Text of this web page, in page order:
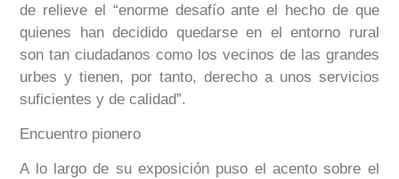
de relieve el “enorme desafío ante el hecho de que
quienes han decidido quedarse en el entorno rural
son tan ciudadanos como los vecinos de las grandes
urbes y tienen, por tanto, derecho a unos servicios
suficientes y de calidad”.
Encuentro pionero
A lo largo de su exposición puso el acento sobre el